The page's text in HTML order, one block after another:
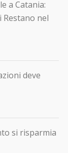
a Catania:
Restano nel
deve
si risparmia